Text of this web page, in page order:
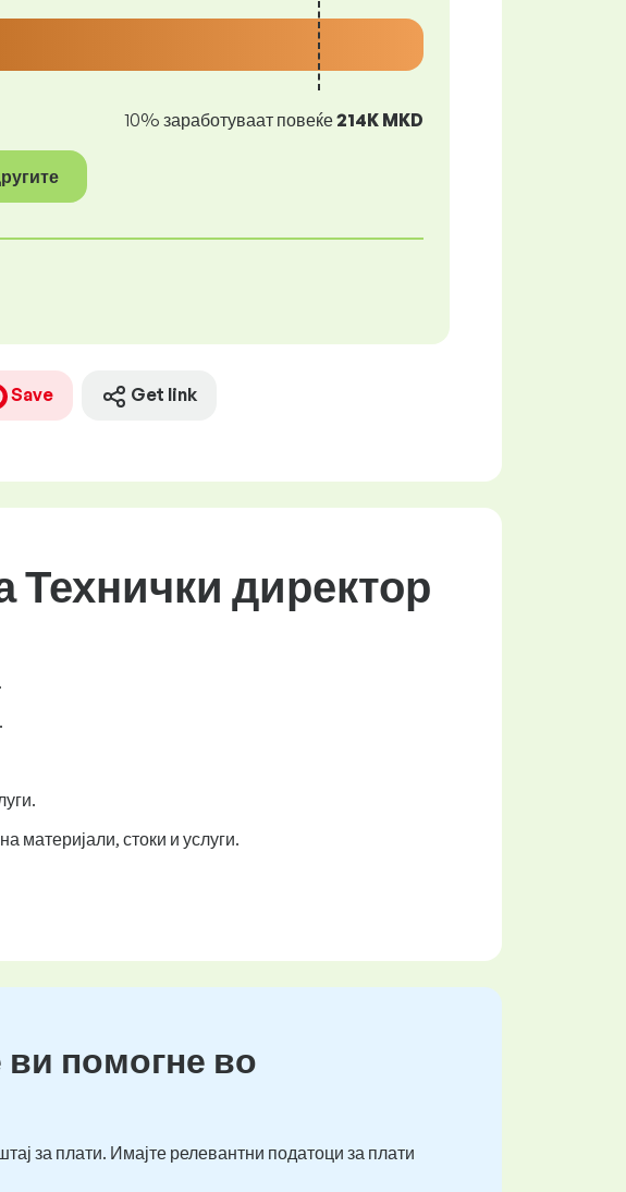
10% заработуваат повеќе214K MKD
Save Get link
Технички директор
материјали, стоки и услуги.
ви помогне во
за плати. Имајте релевантни податоци за плати